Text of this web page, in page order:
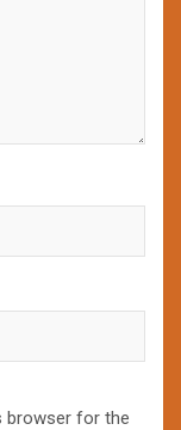
browser for the